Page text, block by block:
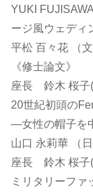
YUKI
ージ風ウェデ
平松 百々花 （
《修士論文》
座長 鈴木 桜子
20世紀初頭の
―女性の帽子を
山口 永莉華 （
座長 鈴木 桜子
ミリタリーフ